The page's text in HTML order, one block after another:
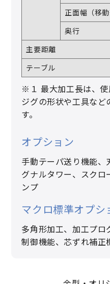
正面幅（移動
奥行
主要距離
テーブル
※１ 最大加工長は、
ジグの形状や工具など
す。
オプション
手動テーパ送り機能、
グナルタワー、スクロ
ンプ
マクロ標準オプシ
多角形加工、加工プ
制御機能、芯ずれ補正